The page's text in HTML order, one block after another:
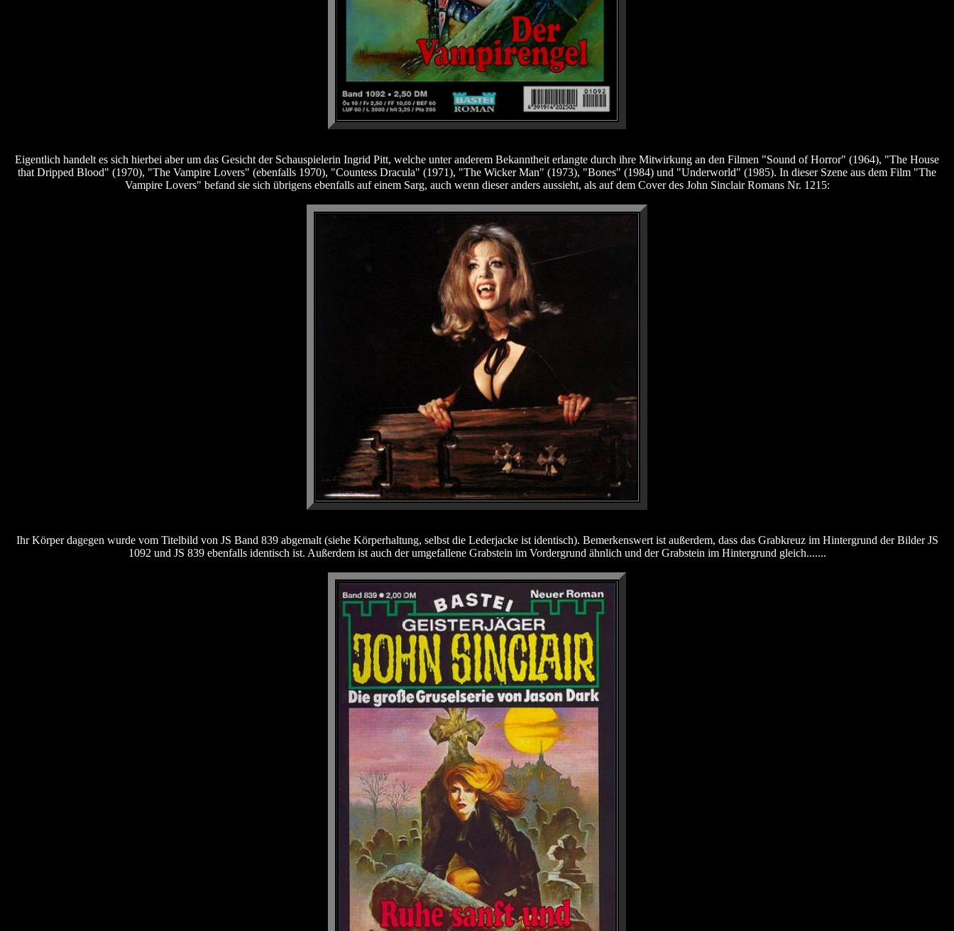
Eigentlich handelt es sich hierbei aber um das Gesicht der Schauspielerin Ingrid Pitt, welche unter anderem Bekanntheit erlangte durch ihre Mitwirkung an den Filmen "Sound of Horror" (1964), "The House
that Dripped Blood" (1970), "The Vampire Lovers" (ebenfalls 1970), "Countess Dracula" (1971), "The Wicker Man" (1973), "Bones" (1984) und "Underworld" (1985). In dieser Szene aus dem Film "The
Vampire Lovers" befand sie sich übrigens ebenfalls auf einem Sarg, auch wenn dieser anders aussieht, als auf dem Cover des John Sinclair Romans Nr. 1215:
Ihr Körper dagegen wurde vom Titelbild von JS Band 839 abgemalt (siehe Körperhaltung, selbst die Lederjacke ist identisch). Bemerkenswert ist außerdem, dass das Grabkreuz im Hintergrund der Bilder JS
1092 und JS 839 ebenfalls identisch ist. Außerdem ist auch der umgefallene Grabstein im Vordergrund ähnlich und der Grabstein im Hintergrund gleich.......